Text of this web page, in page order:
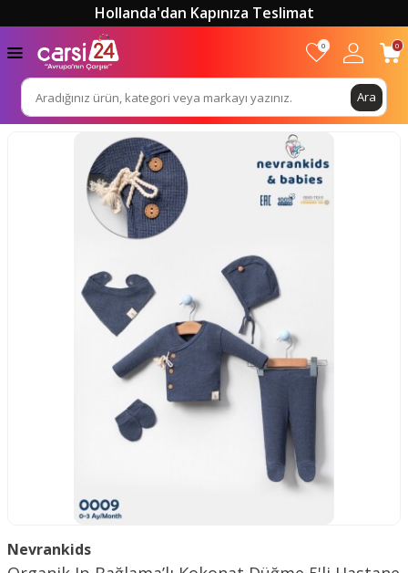
Hollanda'dan Kapınıza Teslimat
Ara
0 0
Nevrankids